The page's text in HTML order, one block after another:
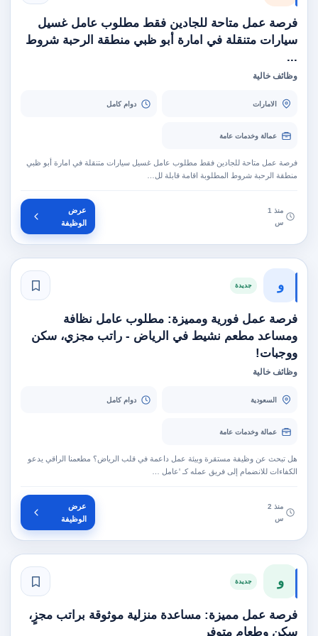
فرصة عمل متاحة للجادين فقط مطلوب عامل غسيل
سيارات متنقلة في امارة أبو ظبي منطقة الرحبة شروط
...
وظائف خالية
الامارات دوام كامل
عمالة وخدمات عامة
فرصة عمل متاحة للجادين فقط مطلوب عامل غسيل سيارات متنقلة في امارة أبو ظبي
منطقة الرحبة شروط المطلوبة اقامة قابلة لل…
منذ 1
س
عرض
الوظيفة
و جديدة
فرصة عمل فورية ومميزة: مطلوب عامل نظافة
ومساعد مطعم نشيط في الرياض - راتب مجزي، سكن
ووجبات!
وظائف خالية
السعودية دوام كامل
عمالة وخدمات عامة
هل تبحث عن وظيفة مستقرة وبيئة عمل داعمة في قلب الرياض؟ مطعمنا الراقي يدعو
الكفاءات للانضمام إلى فريق عمله كـ 'عامل …
منذ 2
س
عرض
الوظيفة
و جديدة
فرصة عمل مميزة: مساعدة منزلية موثوقة براتب مجزٍ،
سكن وطعام متوفر